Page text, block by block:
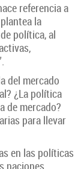
referencia a
la
política, al
del mercado
¿La política
de mercado?
para llevar
en las políticas
naciones